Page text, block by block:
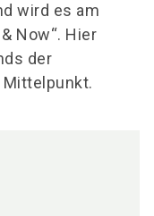
wird es am
Now“. Hier
der